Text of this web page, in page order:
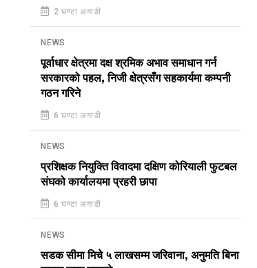
2 घण्टा अगाडी
NEWS
पूर्वाधार क्षेत्रमा दक्ष श्रमिक अभाव समाधान गर्न
सरकारको पहल, निजी क्षेत्रसँग सहकार्यमा कम्पनी
गठन गरिने
6 घण्टा अगाडी
NEWS
प्रशिक्षक नियुक्ति विवादमा दक्षिण कोरियाली फुटबल
संघको कार्यालयमा प्रहरी छापा
6 घण्टा अगाडी
NEWS
सडक सीमा मिचे ५ लाखसम्म जरिवाना, अनुमति बिना